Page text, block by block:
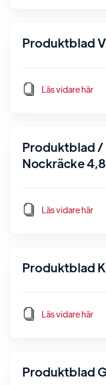
Produktblad
Läs vidare här
Produktblad /
Nockräcke
Läs vidare här
Produktblad
Läs vidare här
Produktblad